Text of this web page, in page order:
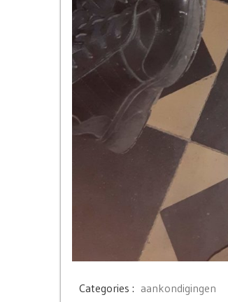
Categories : aankondigingen